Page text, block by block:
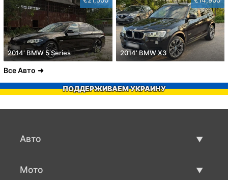
2014' BMW 5 Series 2014' BMW X3
Все Авто
ПОДДЕРЖИВАЕМ УКРАИНУ
Авто
Мото